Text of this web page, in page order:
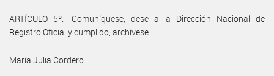
ARTÍCULO 5º.- Comuníquese, dese a la Dirección Nacional de
Registro Oficial y cumplido, archívese.
María Julia Cordero